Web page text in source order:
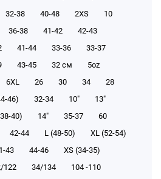
32-38 40-48 2XS
10
36-38 41-42
42-43
41-44 33-36
33-37
43-45 32 см
5oz
6XL 26 30 34
28
46) 32-34 10"
13"
40) 14" 35-37
60
42-44 L (48-50)
XL (52-54)
43 44-46
XS (34-35)
122 34/134
104 -110